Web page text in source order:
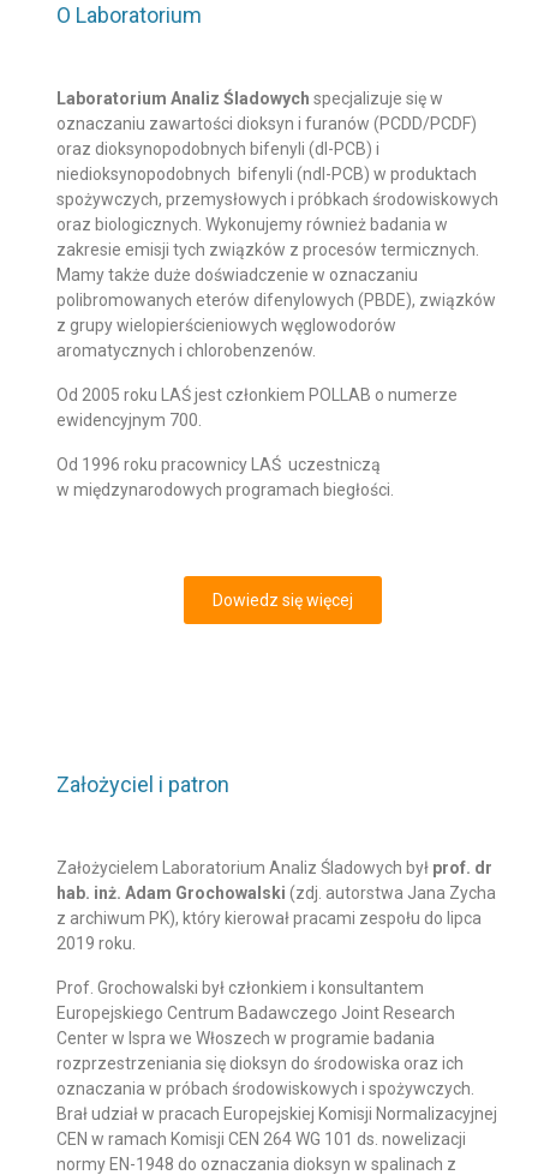
O Laboratorium
Laboratorium Analiz Śladowychspecjalizuje się w
oznaczaniu zawartości dioksyn i furanów (PCDD/PCDF)
oraz dioksynopodobnych bifenyli (dl-PCB) i
niedioksynopodobnych bifenyli (ndl-PCB) w produktach
spożywczych, przemysłowych i próbkach środowiskowych
oraz biologicznych. Wykonujemy również badania w
zakresie emisji tych związków z procesów termicznych.
Mamy także duże doświadczenie w oznaczaniu
polibromowanych eterów difenylowych (PBDE), związków
z grupy wielopierścieniowych węglowodorów
aromatycznych i chlorobenzenów.
Od 2005 roku LAŚ jest członkiem POLLAB o numerze
ewidencyjnym 700.
Od 1996 roku pracownicy LAŚ uczestniczą
w międzynarodowych programach biegłości.
Dowiedz się więcej
Założyciel i patron
Założycielem Laboratorium Analiz Śladowych był prof. dr
hab. inż. Adam Grochowalski(zdj. autorstwa Jana Zycha
z archiwum PK), który kierował pracami zespołu do lipca
2019 roku.
Prof. Grochowalski był członkiem i konsultantem
Europejskiego Centrum Badawczego Joint Research
Center w Ispra we Włoszech w programie badania
rozprzestrzeniania się dioksyn do środowiska oraz ich
oznaczania w próbach środowiskowych i spożywczych.
Brał udział w pracach Europejskiej Komisji Normalizacyjnej
CEN w ramach Komisji CEN 264 WG 101 ds. nowelizacji
normy EN-1948 do oznaczania dioksyn w spalinach z